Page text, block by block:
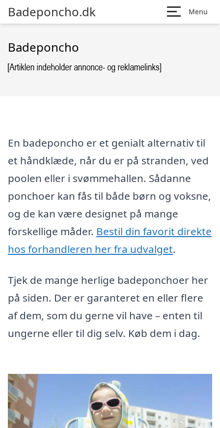
Badeponcho.dk Menu
Badeponcho
En badeponcho er et genialt alternativ til
et håndklæde, når du er på stranden, ved
poolen eller i svømmehallen. Sådanne
ponchoer kan fås til både børn og voksne,
og de kan være designet på mange
forskellige måder. Bestil din favorit direkte
hos forhandleren her fra udvalget.
Tjek de mange herlige badeponchoer her
på siden. Der er garanteret en eller flere
af dem, som du gerne vil have – enten til
ungerne eller til dig selv. Køb dem i dag.